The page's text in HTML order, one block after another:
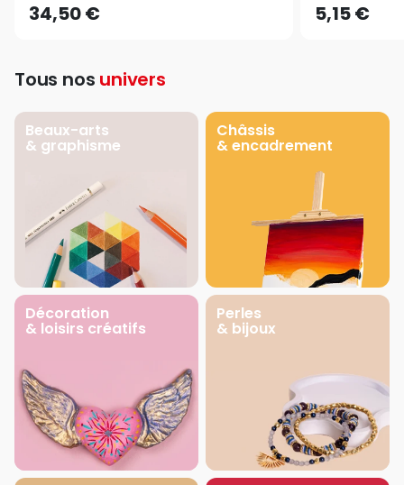
34,50 € 5,15 €
Tous nos univers
Beaux-arts
& graphisme
Châssis
& encadrement
Décoration
& loisirs créatifs
Perles
& bijoux